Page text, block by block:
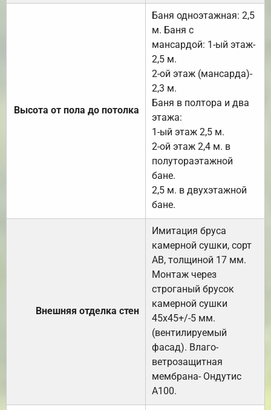
Высота от пола до потолка
Баня одноэтажная: 2,5
м. Баня с
мансардой: 1-ый этаж-
2,5 м.
2-ой этаж (мансарда)-
2,3 м.
Баня в полтора и два
этажа:
1-ый этаж 2,5 м.
2-ой этаж 2,4 м. в
полутораэтажной
бане.
2,5 м. в двухэтажной
бане.
Внешняя отделка стен
Имитация бруса
камерной сушки, сорт
АВ, толщиной 17 мм.
Монтаж через
строганый брусок
камерной сушки
45х45+/-5 мм.
(вентилируемый
фасад). Влаго-
ветрозащитная
мембрана- Ондутис
А100.